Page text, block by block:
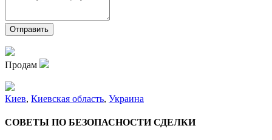
Продам
Киев, Киевская область, Украина
СОВЕТЫ ПО БЕЗОПАСНОСТИ СДЕЛКИ